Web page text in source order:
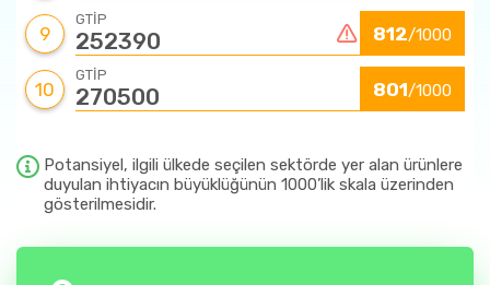
9
GTİP
252390 812/1000
10
GTİP
270500 801/1000
Potansiyel, ilgili ülkede seçilen sektörde yer alan ürünlere
duyulan ihtiyacın büyüklüğünün 1000’lik skala üzerinden
gösterilmesidir.